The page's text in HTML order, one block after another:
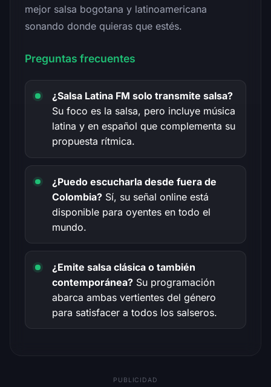
mejor salsa bogotana y latinoamericana
sonando donde quieras que estés.
Preguntas frecuentes
¿Salsa Latina FM solo transmite salsa?
Su foco es la salsa, pero incluye música
latina y en español que complementa su
propuesta rítmica.
¿Puedo escucharla desde fuera de
Colombia? Sí, su señal online está
disponible para oyentes en todo el
mundo.
¿Emite salsa clásica o también
contemporánea? Su programación
abarca ambas vertientes del género
para satisfacer a todos los salseros.
PUBLICIDAD